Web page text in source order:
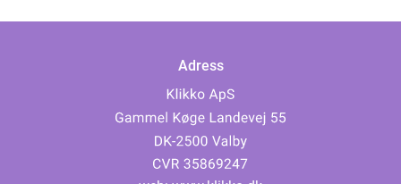
Adress